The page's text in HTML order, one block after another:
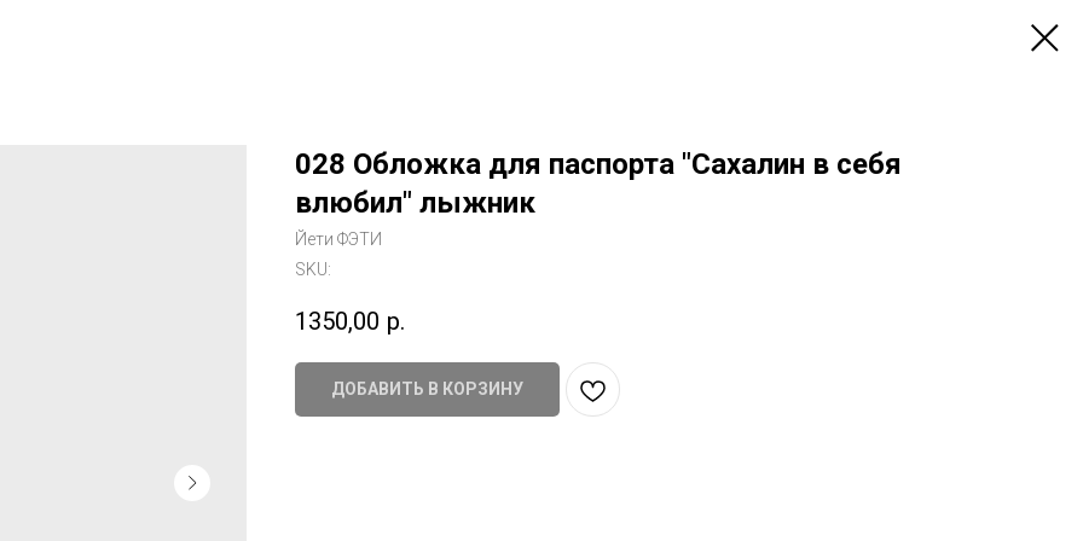
028 Обложка для паспорта "Сахалин в себя
влюбил" лыжник
Йети ФЭТИ
SKU:
1350,00 р.
ДОБАВИТЬ В КОРЗИНУ